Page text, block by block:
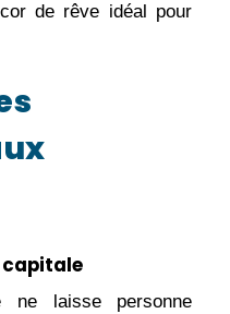
de rêve idéal pour
capitale
ne laisse personne